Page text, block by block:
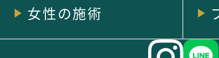
女性の施術